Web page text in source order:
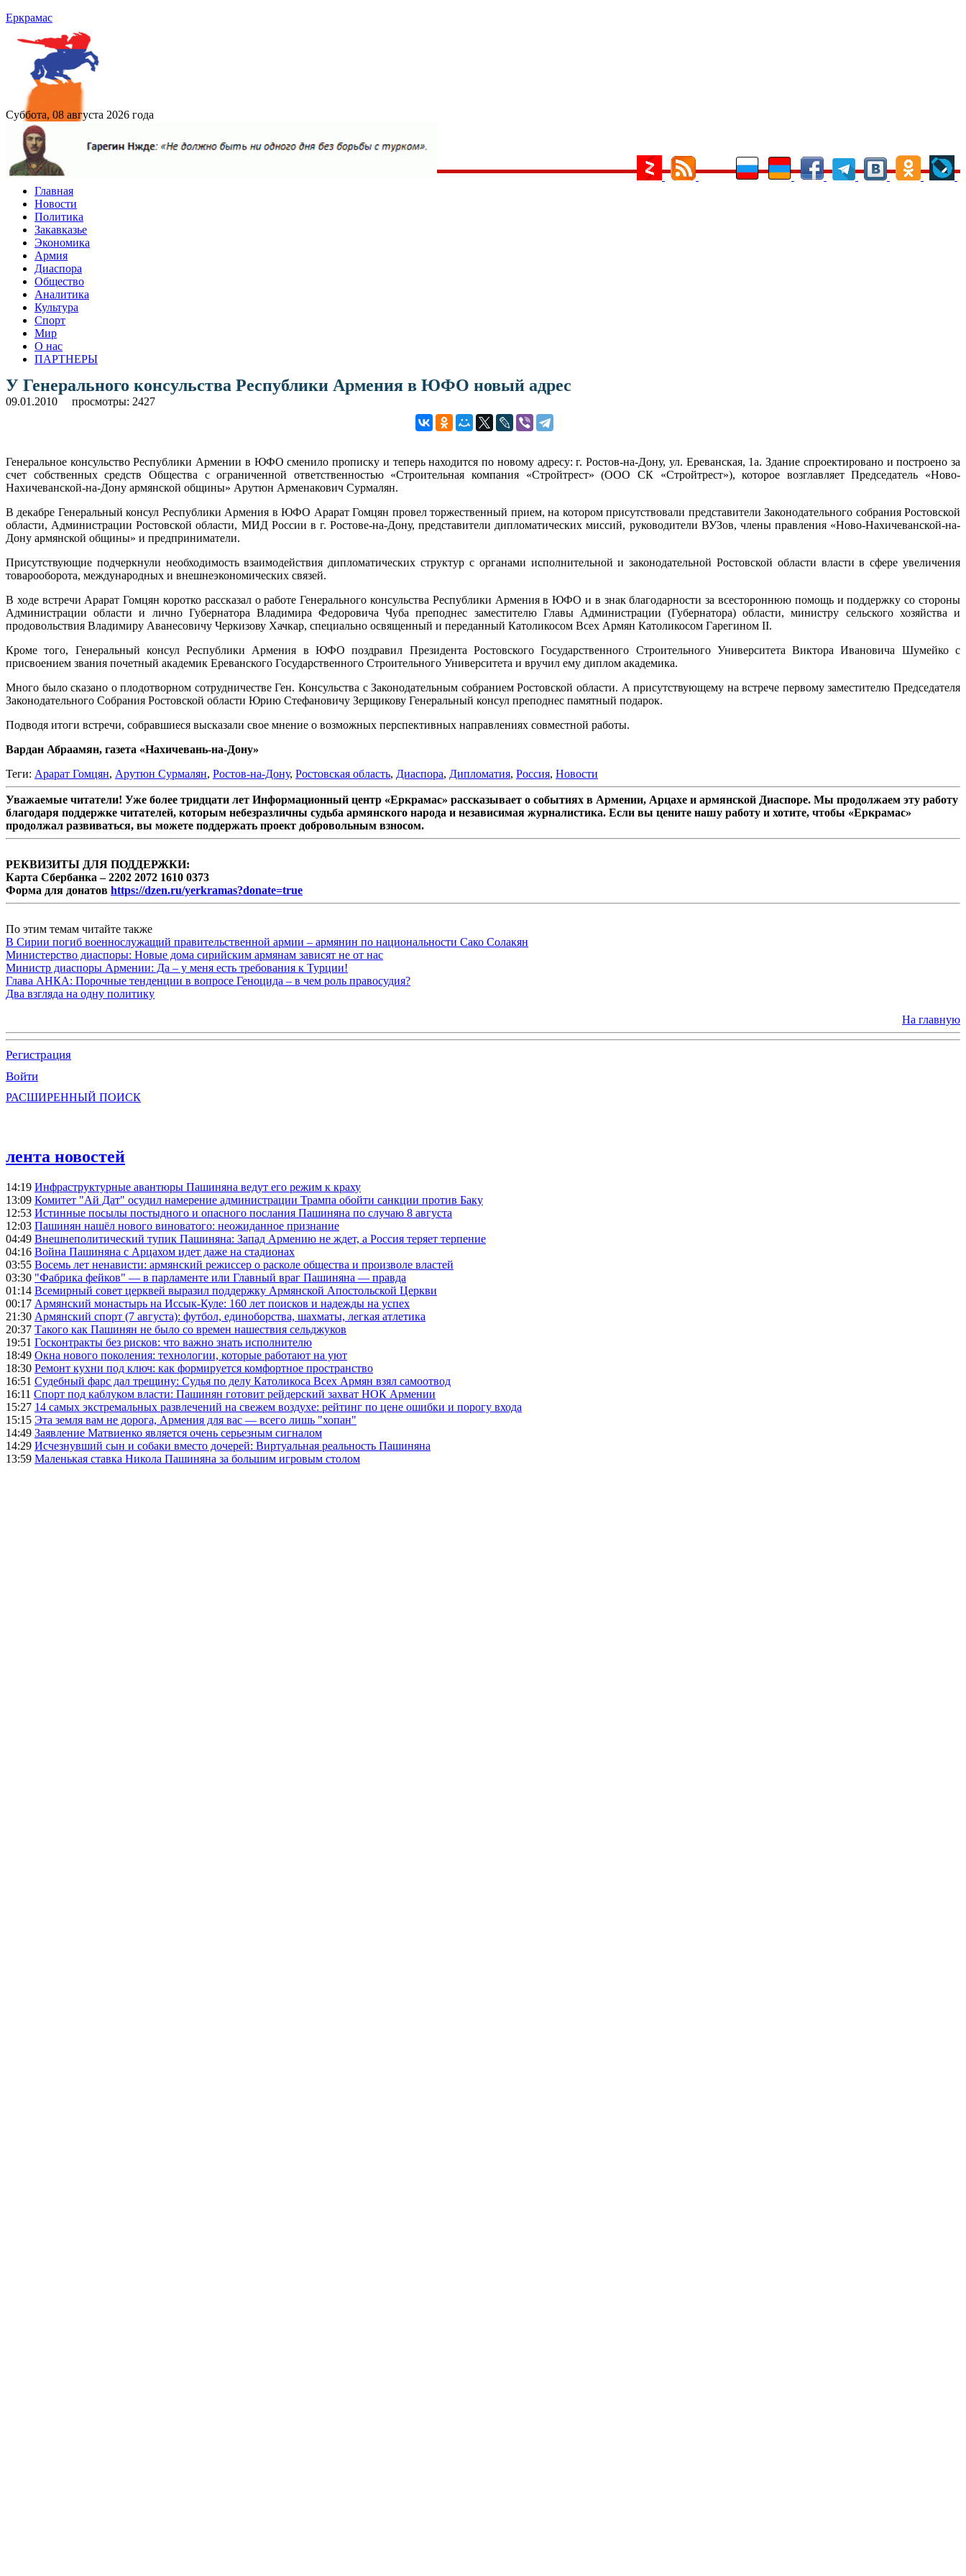
Еркрамас
Суббота, 08 августа 2026 года
Главная
Новости
Политика
Закавказье
Экономика
Армия
Диаспора
Общество
Аналитика
Культура
Спорт
Мир
О нас
ПАРТНЕРЫ
У Генерального консульства Республики Армения в ЮФО новый адрес
09.01.2010 просмотры: 2427
Генеральное консульство Республики Армении в ЮФО сменило прописку и теперь находится по новому адресу: г. Ростов-на-Дону, ул. Ереванская, 1а. Здание спроектировано и построено за
счет собственных средств Общества с ограниченной ответственностью «Строительная компания «Стройтрест» (ООО СК «Стройтрест»), которое возглавляет Председатель «Ново-
Нахичеванской-на-Дону армянской общины» Арутюн Арменакович Сурмалян.
В декабре Генеральный консул Республики Армения в ЮФО Арарат Гомцян провел торжественный прием, на котором присутствовали представители Законодательного собрания Ростовской
области, Администрации Ростовской области, МИД России в г. Ростове-на-Дону, представители дипломатических миссий, руководители ВУЗов, члены правления «Ново-Нахичеванской-на-
Дону армянской общины» и предприниматели.
Присутствующие подчеркнули необходимость взаимодействия дипломатических структур с органами исполнительной и законодательной Ростовской области власти в сфере увеличения
товарооборота, международных и внешнеэкономических связей.
В ходе встречи Арарат Гомцян коротко рассказал о работе Генерального консульства Республики Армения в ЮФО и в знак благодарности за всестороннюю помощь и поддержку со стороны
Администрации области и лично Губернатора Владимира Федоровича Чуба преподнес заместителю Главы Администрации (Губернатора) области, министру сельского хозяйства и
продовольствия Владимиру Аванесовичу Черкизову Хачкар, специально освященный и переданный Католикосом Всех Армян Католикосом Гарегином II.
Кроме того, Генеральный консул Республики Армения в ЮФО поздравил Президента Ростовского Государственного Строительного Университета Виктора Ивановича Шумейко с
присвоением звания почетный академик Ереванского Государственного Строительного Университета и вручил ему диплом академика.
Много было сказано о плодотворном сотрудничестве Ген. Консульства с Законодательным собранием Ростовской области. А присутствующему на встрече первому заместителю Председателя
Законодательного Собрания Ростовской области Юрию Стефановичу Зерщикову Генеральный консул преподнес памятный подарок.
Подводя итоги встречи, собравшиеся высказали свое мнение о возможных перспективных направлениях совместной работы.
Вардан Абраамян, газета «Нахичевань-на-Дону»
Теги: Арарат Гомцян, Арутюн Сурмалян, Ростов-на-Дону, Ростовская область, Диаспора, Дипломатия, Россия, Новости
Уважаемые читатели! Уже более тридцати лет Информационный центр «Еркрамас» рассказывает о событиях в Армении, Арцахе и армянской Диаспоре. Мы продолжаем эту работу
благодаря поддержке читателей, которым небезразличны судьба армянского народа и независимая журналистика. Если вы цените нашу работу и хотите, чтобы «Еркрамас»
продолжал развиваться, вы можете поддержать проект добровольным взносом.
РЕКВИЗИТЫ ДЛЯ ПОДДЕРЖКИ:
Карта Сбербанка – 2202 2072 1610 0373
Форма для донатов https://dzen.ru/yerkramas?donate=true
По этим темам читайте также
В Сирии погиб военнослужащий правительственной армии – армянин по национальности Сако Солакян
Министерство диаспоры: Новые дома сирийским армянам зависят не от нас
Министр диаспоры Армении: Да – у меня есть требования к Турции!
Глава АНКА: Порочные тенденции в вопросе Геноцида – в чем роль правосудия?
Два взгляда на одну политику
На главную
Регистрация
Войти
РАСШИРЕННЫЙ ПОИСК
лента новостей
14:19 Инфраструктурные авантюры Пашиняна ведут его режим к краху
13:09 Комитет "Ай Дат" осудил намерение администрации Трампа обойти санкции против Баку
12:53 Истинные посылы постыдного и опасного послания Пашиняна по случаю 8 августа
12:03 Пашинян нашёл нового виноватого: неожиданное признание
04:49 Внешнеполитический тупик Пашиняна: Запад Армению не ждет, а Россия теряет терпение
04:16 Война Пашиняна с Арцахом идет даже на стадионах
03:55 Восемь лет ненависти: армянский режиссер о расколе общества и произволе властей
03:30 "Фабрика фейков" — в парламенте или Главный враг Пашиняна — правда
01:14 Всемирный совет церквей выразил поддержку Армянской Апостольской Церкви
00:17 Армянский монастырь на Иссык-Куле: 160 лет поисков и надежды на успех
21:30 Армянский спорт (7 августа): футбол, единоборства, шахматы, легкая атлетика
20:37 Такого как Пашинян не было со времен нашествия сельджуков
19:51 Госконтракты без рисков: что важно знать исполнителю
18:49 Окна нового поколения: технологии, которые работают на уют
18:30 Ремонт кухни под ключ: как формируется комфортное пространство
16:51 Судебный фарс дал трещину: Судья по делу Католикоса Всех Армян взял самоотвод
16:11 Спорт под каблуком власти: Пашинян готовит рейдерский захват НОК Армении
15:27 14 самых экстремальных развлечений на свежем воздухе: рейтинг по цене ошибки и порогу входа
15:15 Эта земля вам не дорога, Армения для вас — всего лишь "хопан"
14:49 Заявление Матвиенко является очень серьезным сигналом
14:29 Исчезнувший сын и собаки вместо дочерей: Виртуальная реальность Пашиняна
13:59 Маленькая ставка Никола Пашиняна за большим игровым столом